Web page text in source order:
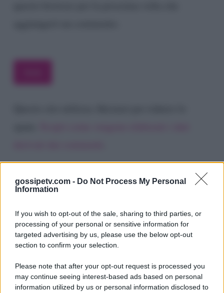
gossipetv.com - Do Not Process My Personal
Information
If you wish to opt-out of the sale, sharing to third parties, or
processing of your personal or sensitive information for
targeted advertising by us, please use the below opt-out
section to confirm your selection.
Please note that after your opt-out request is processed you
may continue seeing interest-based ads based on personal
information utilized by us or personal information disclosed to
Gossip e TV è un sito di MASTE S.r.l.
viale Luigi Majno n. 21 - 20129 Milano (MI)